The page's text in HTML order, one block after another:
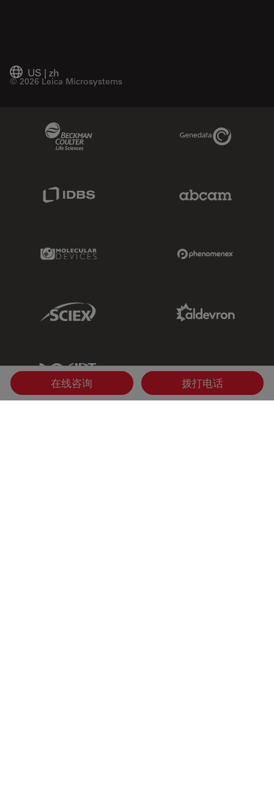
US | zh
© 2026 Leica Microsystems
Genedata Link
IDBS Link
Molecular Devices Link
Sciex Link
IDT Link
在线咨询 拨打电话